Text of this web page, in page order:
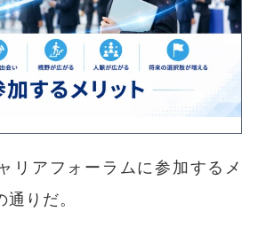
リアフォーラムに参加するメ
通りだ。